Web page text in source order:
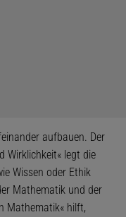
aufbauen. Der
Wirklichkeit« legt die
Wissen oder Ethik
Mathematik und der
Mathematik« hilft,